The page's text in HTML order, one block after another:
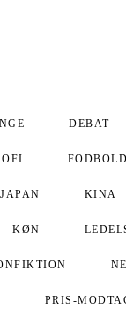
DEBAT
FODBOLD
JAPAN KINA
KØN
PRIS-